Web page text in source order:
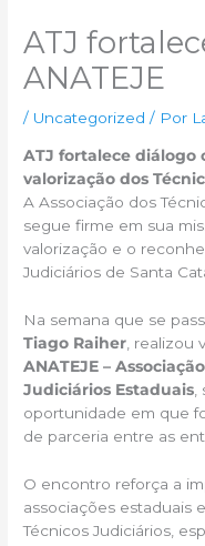
ATJ
ANATEJE
/ Uncategorized / Por
ATJ fortalece diálogo
valorização dos
A Associação dos
segue firme em sua
valorização e o
Judiciários de Santa
Na semana que se
Tiago Raiher ,
ANATEJE –
Judiciários Estaduais
oportunidade em que
de parceria entre as
O encontro reforça a
associações estaduais
Técnicos Judiciários,